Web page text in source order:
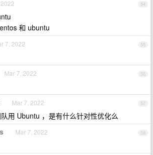
54
和 ubuntu
55
7, 2022
56
Mar 7, 2022
57
Mar 7, 2022
用 Ubuntu ，是有什么针对性优化么
58
Mar 7, 2022